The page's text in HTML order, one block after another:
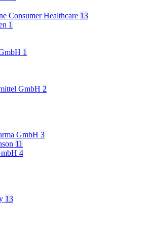
Consumer Healthcare 13
1
1
GmbH 2
GmbH 3
11
4
13